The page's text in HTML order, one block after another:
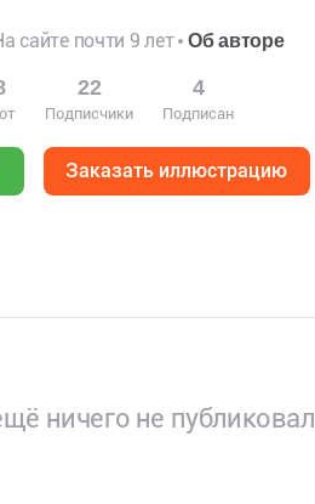
сайте почти 9 лет Об авторе
22
Подписчики
4
Подписан
Заказать иллюстрацию
ничего не публиковал